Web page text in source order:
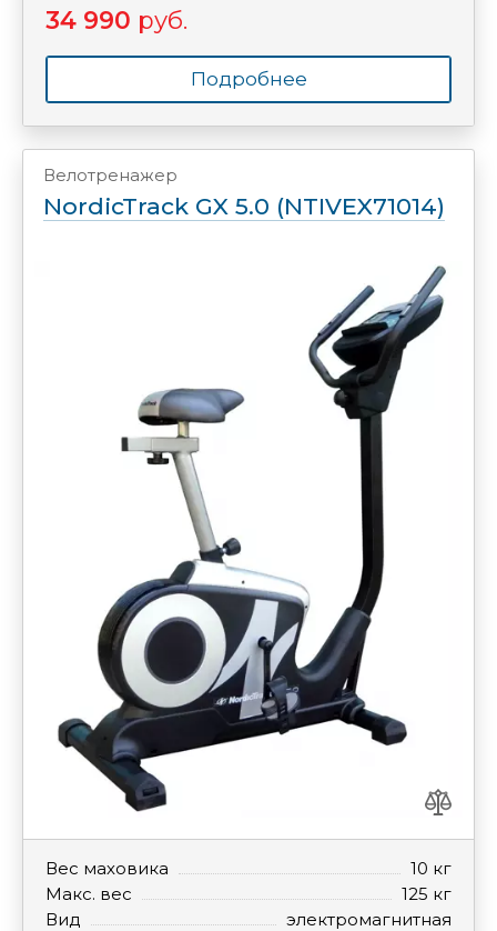
34 990 руб.
Подробнее
Велотренажер
NordicTrack GX 5.0 (NTIVEX71014)
Вес маховика
10 кг
Макс. вес
125 кг
Вид
электромагнитная